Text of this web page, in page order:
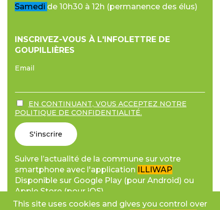
Samedi de 10h30 à 12h (permanence des élus)
INSCRIVEZ-VOUS À L'INFOLETTRE DE
GOUPILLIÈRES
Email
EN CONTINUANT, VOUS ACCEPTEZ NOTRE
POLITIQUE DE CONFIDENTIALITÉ.
Suivre l’actualité de la commune sur votre
smartphone avec l'application ILLIWAP
Disponible sur Google Play (pour Android) ou
Apple Store (pour iOS).
This site uses cookies and gives you control over